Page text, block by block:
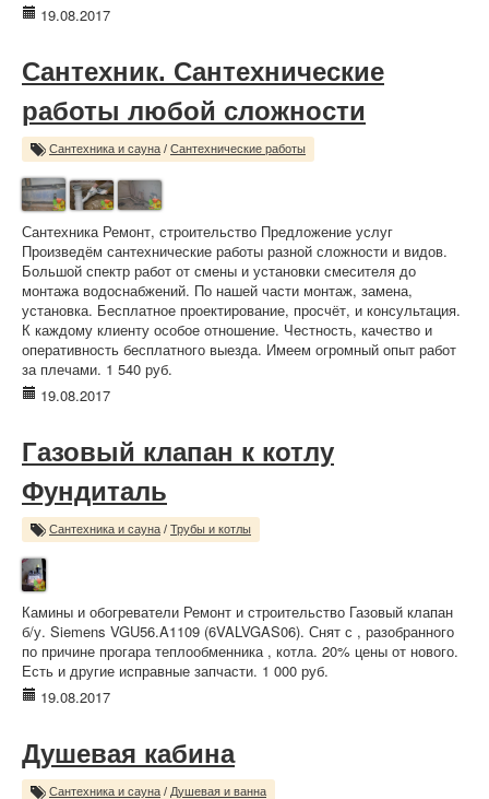
19.08.2017
Сантехник. Сантехнические
работы любой сложности
Сантехника и сауна / Сантехнические работы
Сантехника Ремонт, строительство Предложение услуг
Произведём сантехнические работы разной сложности и видов.
Большой спектр работ от смены и установки смесителя до
монтажа водоснабжений. По нашей части монтаж, замена,
установка. Бесплатное проектирование, просчёт, и консультация.
К каждому клиенту особое отношение. Честность, качество и
оперативность бесплатного выезда. Имеем огромный опыт работ
за плечами. 1 540 руб.
19.08.2017
Газовый клапан к котлу
Фундиталь
Сантехника и сауна / Трубы и котлы
Камины и обогреватели Ремонт и строительство Газовый клапан
б/у. Siemens VGU56.A1109 (6VALVGAS06). Снят с , разобранного
по причине прогара теплообменника , котла. 20% цены от нового.
Есть и другие исправные запчасти. 1 000 руб.
19.08.2017
Душевая кабина
Сантехника и сауна / Душевая и ванна